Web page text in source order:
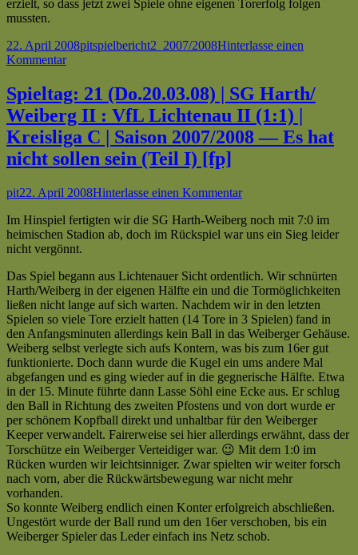
erzielt, so dass jetzt zwei Spiele ohne eigenen Torerfolg folgen
mussten.
Veröffentlicht
am
22. April 2008Autor
pitKategorien
spielberichtSchlagwörter
2_2007/2008Hinterlasse einen
Kommentarzu
25
(So.20.04.08)
|
VfL
Lichtenau
II
SC
Holtheim
II
(0:0)
|
C
|
Saison
2007/2008
—
Es
hat
nicht
sollen
sein
(TEIL
II)
[fp]
Spieltag: 21 (Do.20.03.08) | SG Harth/
Weiberg II : VfL Lichtenau II (1:1) |
Kreisliga C | Saison 2007/2008 — Es hat
nicht sollen sein (Teil I) [fp]
Autor
pitVeröffentlicht
22. April 2008Hinterlasse einen Kommentarzu
21
(Do.20.03.08)
Harth/
Weiberg
II
:
VfL
Lichtenau
II
(1:1)
|
Kreisliga
C
|
Saison
2007/2008
—
hat
nicht
sollen
Im Hinspiel fertigten wir die SG Harth-Weiberg noch mit 7:0 im
heimischen Stadion ab, doch im Rückspiel war uns ein Sieg leider
nicht vergönnt.
Das Spiel begann aus Lichtenauer Sicht ordentlich. Wir schnürten
Harth/Weiberg in der eigenen Hälfte ein und die Tormöglichkeiten
ließen nicht lange auf sich warten. Nachdem wir in den letzten
Spielen so viele Tore erzielt hatten (14 Tore in 3 Spielen) fand in
den Anfangsminuten allerdings kein Ball in das Weiberger Gehäuse.
Weiberg selbst verlegte sich aufs Kontern, was bis zum 16er gut
funktionierte. Doch dann wurde die Kugel ein ums andere Mal
abgefangen und es ging wieder auf in die gegnerische Hälfte. Etwa
in der 15. Minute führte dann Lasse Söhl eine Ecke aus. Er schlug
den Ball in Richtung des zweiten Pfostens und von dort wurde er
per schönem Kopfball direkt und unhaltbar für den Weiberger
Keeper verwandelt. Fairerweise sei hier allerdings erwähnt, dass der
Torschütze ein Weiberger Verteidiger war. 😉 Mit dem 1:0 im
Rücken wurden wir leichtsinniger. Zwar spielten wir weiter forsch
nach vorn, aber die Rückwärtsbewegung war nicht mehr
vorhanden.
So konnte Weiberg endlich einen Konter erfolgreich abschließen.
Ungestört wurde der Ball rund um den 16er verschoben, bis ein
Weiberger Spieler das Leder einfach ins Netz schob.